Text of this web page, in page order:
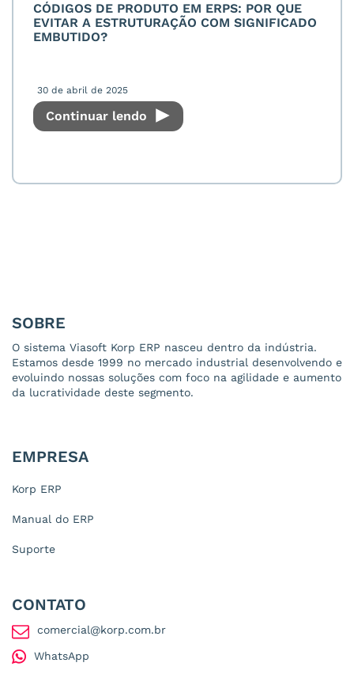
CÓDIGOS DE PRODUTO EM ERPS: POR QUE
EVITAR A ESTRUTURAÇÃO COM SIGNIFICADO
EMBUTIDO?
30 de abril de 2025
Continuar lendo
SOBRE
O sistema Viasoft Korp ERP nasceu dentro da indústria.
Estamos desde 1999 no mercado industrial desenvolvendo e
evoluindo nossas soluções com foco na agilidade e aumento
da lucratividade deste segmento.
EMPRESA
Korp ERP
Manual do ERP
Suporte
CONTATO
comercial@korp.com.br
WhatsApp